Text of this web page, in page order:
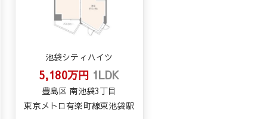
池袋シティハイツ
5,180万円 1LDK
豊島区 南池袋3丁目
東京メトロ有楽町線東池袋駅